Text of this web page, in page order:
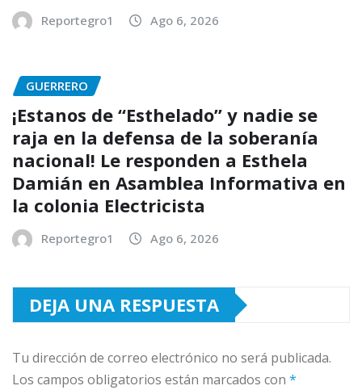
Reportegro1 Ago 6, 2026
GUERRERO
¡Estanos de “Esthelado” y nadie se
raja en la defensa de la soberanía
nacional! Le responden a Esthela
Damián en Asamblea Informativa en
la colonia Electricista
Reportegro1 Ago 6, 2026
DEJA UNA RESPUESTA
Tu dirección de correo electrónico no será publicada.
Los campos obligatorios están marcados con *